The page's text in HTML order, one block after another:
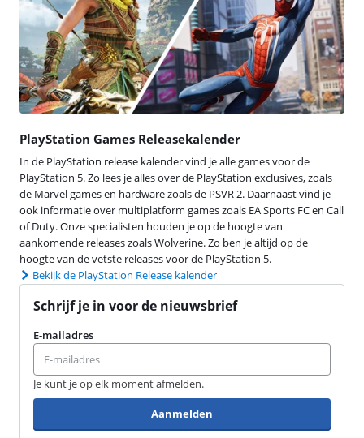
PlayStation Games Releasekalender
In de PlayStation release kalender vind je alle games voor de
PlayStation 5. Zo lees je alles over de PlayStation exclusives, zoals
de Marvel games en hardware zoals de PSVR 2. Daarnaast vind je
ook informatie over multiplatform games zoals EA Sports FC en Call
of Duty. Onze specialisten houden je op de hoogte van
aankomende releases zoals Wolverine. Zo ben je altijd op de
hoogte van de vetste releases voor de PlayStation 5.
Bekijk de PlayStation Release kalender
Schrijf je in voor de nieuwsbrief
E-mailadres
Je kunt je op elk moment afmelden.
Aanmelden